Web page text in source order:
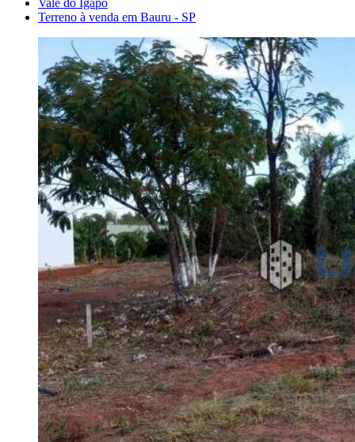
Vale do Igapó
Terreno à venda em Bauru - SP